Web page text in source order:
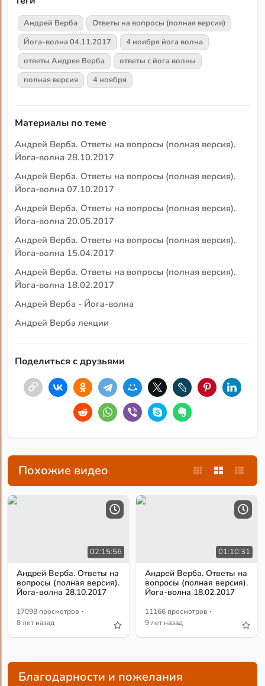
Андрей Верба
Ответы на вопросы (полная версия)
Йога-волна 04.11.2017
4 ноября йога волна
ответы Андрея Верба
ответы с йога волны
полная версия
4 ноября
Материалы по теме
Андрей Верба. Ответы на вопросы (полная версия).
Йога-волна 28.10.2017
Андрей Верба. Ответы на вопросы (полная версия).
Йога-волна 07.10.2017
Андрей Верба. Ответы на вопросы (полная версия).
Йога-волна 20.05.2017
Андрей Верба. Ответы на вопросы (полная версия).
Йога-волна 15.04.2017
Андрей Верба. Ответы на вопросы (полная версия).
Йога-волна 18.02.2017
Андрей Верба - Йога-волна
Андрей Верба лекции
Поделиться с друзьями
Похожие видео
02:15:56
Андрей Верба. Ответы на
вопросы (полная версия).
Йога-волна 28.10.2017
17098 просмотров ·
8 лет назад
01:10:31
Андрей Верба. Ответы на
вопросы (полная версия).
Йога-волна 18.02.2017
11166 просмотров ·
9 лет назад
Благодарности и пожелания